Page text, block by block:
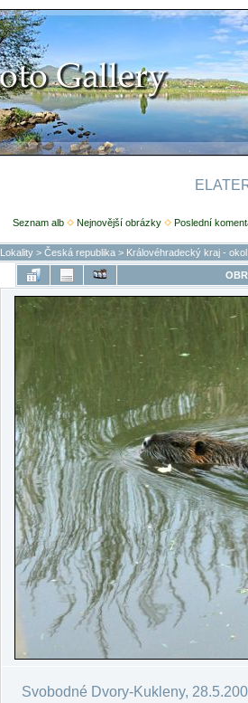
Seznam alb Nejnovější obrázky Poslední
Lokality> Česká republika> Královéhradecký kraj -
Svobodné Dvory-Kukleny,